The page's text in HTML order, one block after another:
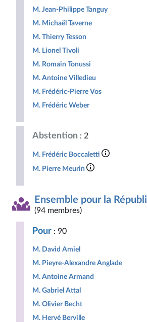
M. Jean-Philippe Tanguy
M. Michaël Taverne
M. Thierry Tesson
M. Lionel Tivoli
M. Romain Tonussi
M. Antoine Villedieu
M. Frédéric-Pierre Vos
M. Frédéric Weber
Abstention : 2
M. Frédéric Boccaletti
M. Pierre Meurin
Ensemble pour la
(94 membres)
Pour : 90
M. David Amiel
M. Pieyre-Alexandre Anglade
M. Antoine Armand
M. Gabriel Attal
M. Olivier Becht
M. Hervé Berville